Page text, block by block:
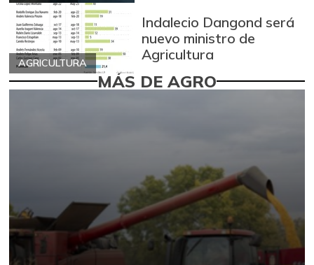
AGRICULTURA
Indalecio Dangond será
nuevo ministro de
Agricultura
MÁS DE AGRO